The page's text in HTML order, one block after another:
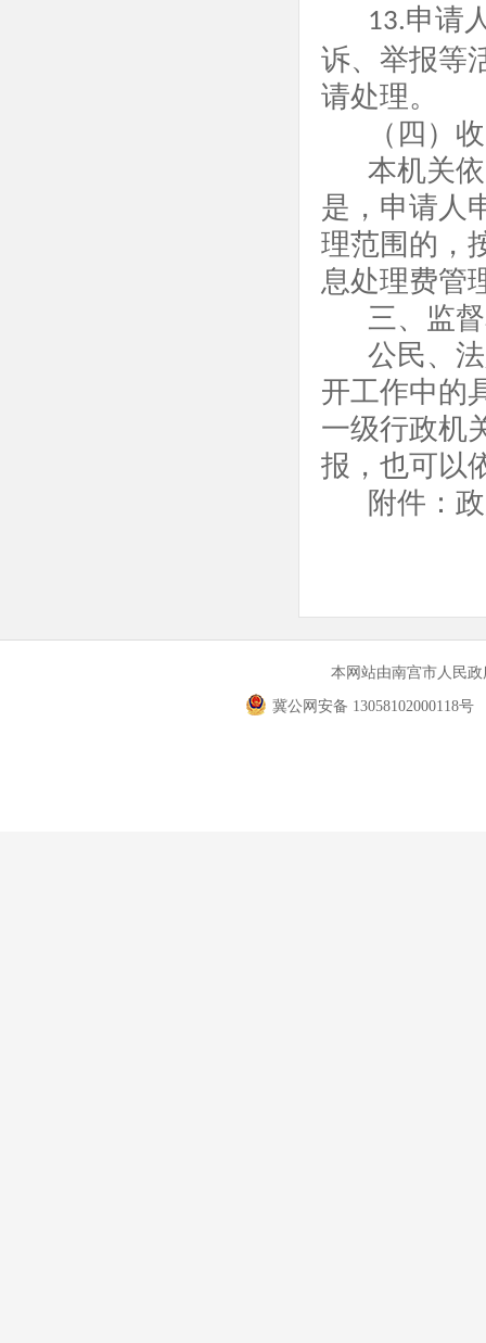
13.申请
诉、举报等
请处理。
（四）
本机关
是，申请人
理范围的，
息处理费管
三、监
公民、
开工作中的
一级行政机
报，也可以
附件：
本网站由南宫市人民
冀公网安备 13058102000118号